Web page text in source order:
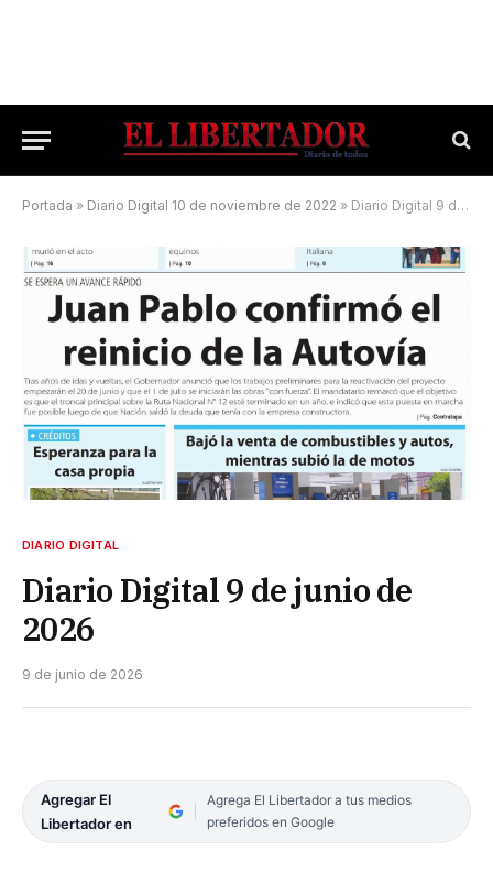
Portada » Diario Digital 10 de noviembre de 2022 » Diario Digital 9 de junio de 2026
DIARIO DIGITAL
Diario Digital 9 de junio de
2026
9 de junio de 2026
Agregar El
Libertador en
Agrega El Libertador a tus medios
preferidos en Google